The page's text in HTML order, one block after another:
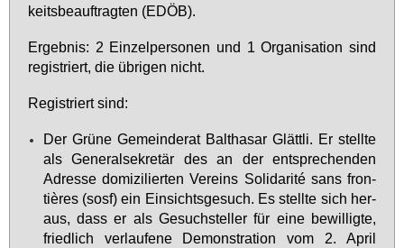
keits­be­auf­trag­ten (EDÖB).
Er­geb­nis: 2 Ein­zel­per­so­nen und 1 Or­ga­ni­sa­ti­on sind
re­gis­triert, die üb­ri­gen nicht.
Re­gis­triert sind:
Der Grü­ne Ge­mein­de­rat Bal­tha­sar Glätt­li. Er stell­te
als Ge­ne­ral­se­kre­tär des an der ent­spre­chen­den
Adres­se do­mi­zi­lier­ten Ver­eins So­li­da­rité sans fron­
tières (sosf) ein Ein­sichts­ge­such. Es stell­te sich her­
aus, dass er als Ge­such­stel­ler für ei­ne be­wil­lig­te,
fried­lich ver­lau­fe­ne De­mons­tra­ti­on vom 2. April